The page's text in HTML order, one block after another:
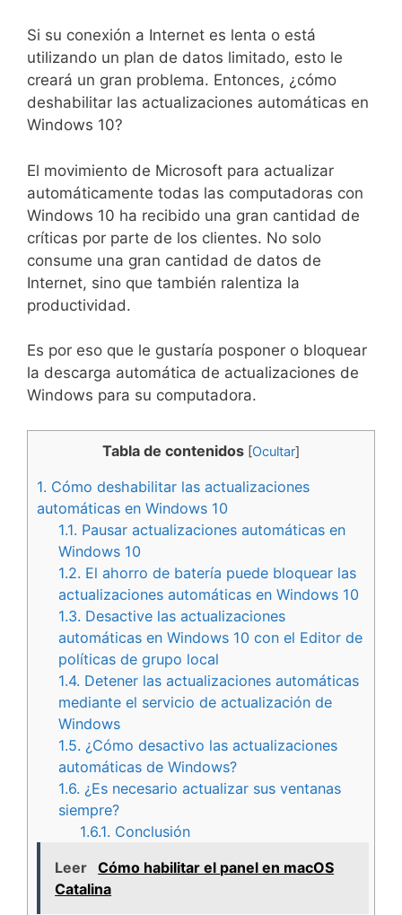
Si su conexión a Internet es lenta o está
utilizando un plan de datos limitado, esto le
creará un gran problema. Entonces, ¿cómo
deshabilitar las actualizaciones automáticas en
Windows 10?
El movimiento de Microsoft para actualizar
automáticamente todas las computadoras con
Windows 10 ha recibido una gran cantidad de
críticas por parte de los clientes. No solo
consume una gran cantidad de datos de
Internet, sino que también ralentiza la
productividad.
Es por eso que le gustaría posponer o bloquear
la descarga automática de actualizaciones de
Windows para su computadora.
Tabla de contenidos [Ocultar]
1. Cómo deshabilitar las actualizaciones
automáticas en Windows 10
1.1. Pausar actualizaciones automáticas en
Windows 10
1.2. El ahorro de batería puede bloquear las
actualizaciones automáticas en Windows 10
1.3. Desactive las actualizaciones
automáticas en Windows 10 con el Editor de
políticas de grupo local
1.4. Detener las actualizaciones automáticas
mediante el servicio de actualización de
Windows
1.5. ¿Cómo desactivo las actualizaciones
automáticas de Windows?
1.6. ¿Es necesario actualizar sus ventanas
siempre?
1.6.1. Conclusión
Leer
Cómo habilitar el panel en macOS
Catalina